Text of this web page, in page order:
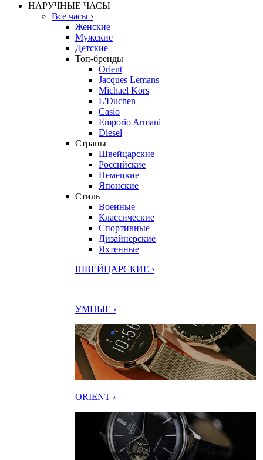
НАРУЧНЫЕ ЧАСЫ
Все часы ›
Женские
Мужские
Детские
Топ-бренды
Orient
Jacques Lemans
Michael Kors
L'Duchen
Casio
Emporio Armani
Diesel
Страны
Швейцарские
Российские
Немецкие
Японские
Стиль
Военные
Классические
Спортивные
Дизайнерские
Яхтенные
ШВЕЙЦАРСКИЕ ›
УМНЫЕ ›
ORIENT ›